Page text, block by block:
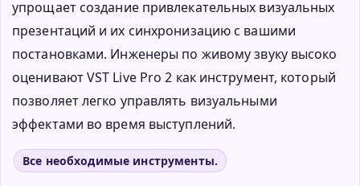
упрощает создание привлекательных визуальных
презентаций и их синхронизацию с вашими
постановками. Инженеры по живому звуку высоко
оценивают VST Live Pro 2 как инструмент, который
позволяет легко управлять визуальными
эффектами во время выступлений.
Все необходимые инструменты.